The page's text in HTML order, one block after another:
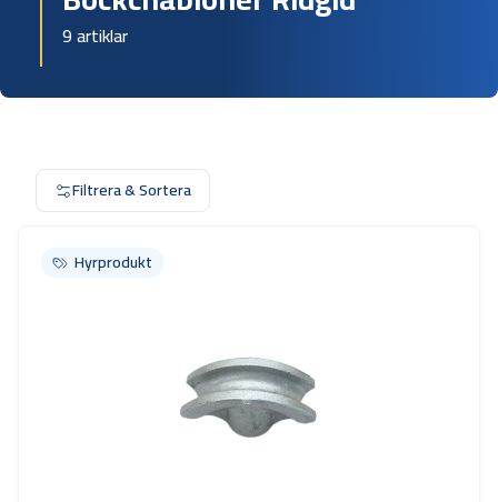
9 artiklar
Filtrera & Sortera
Hyrprodukt
Hyrprodukt